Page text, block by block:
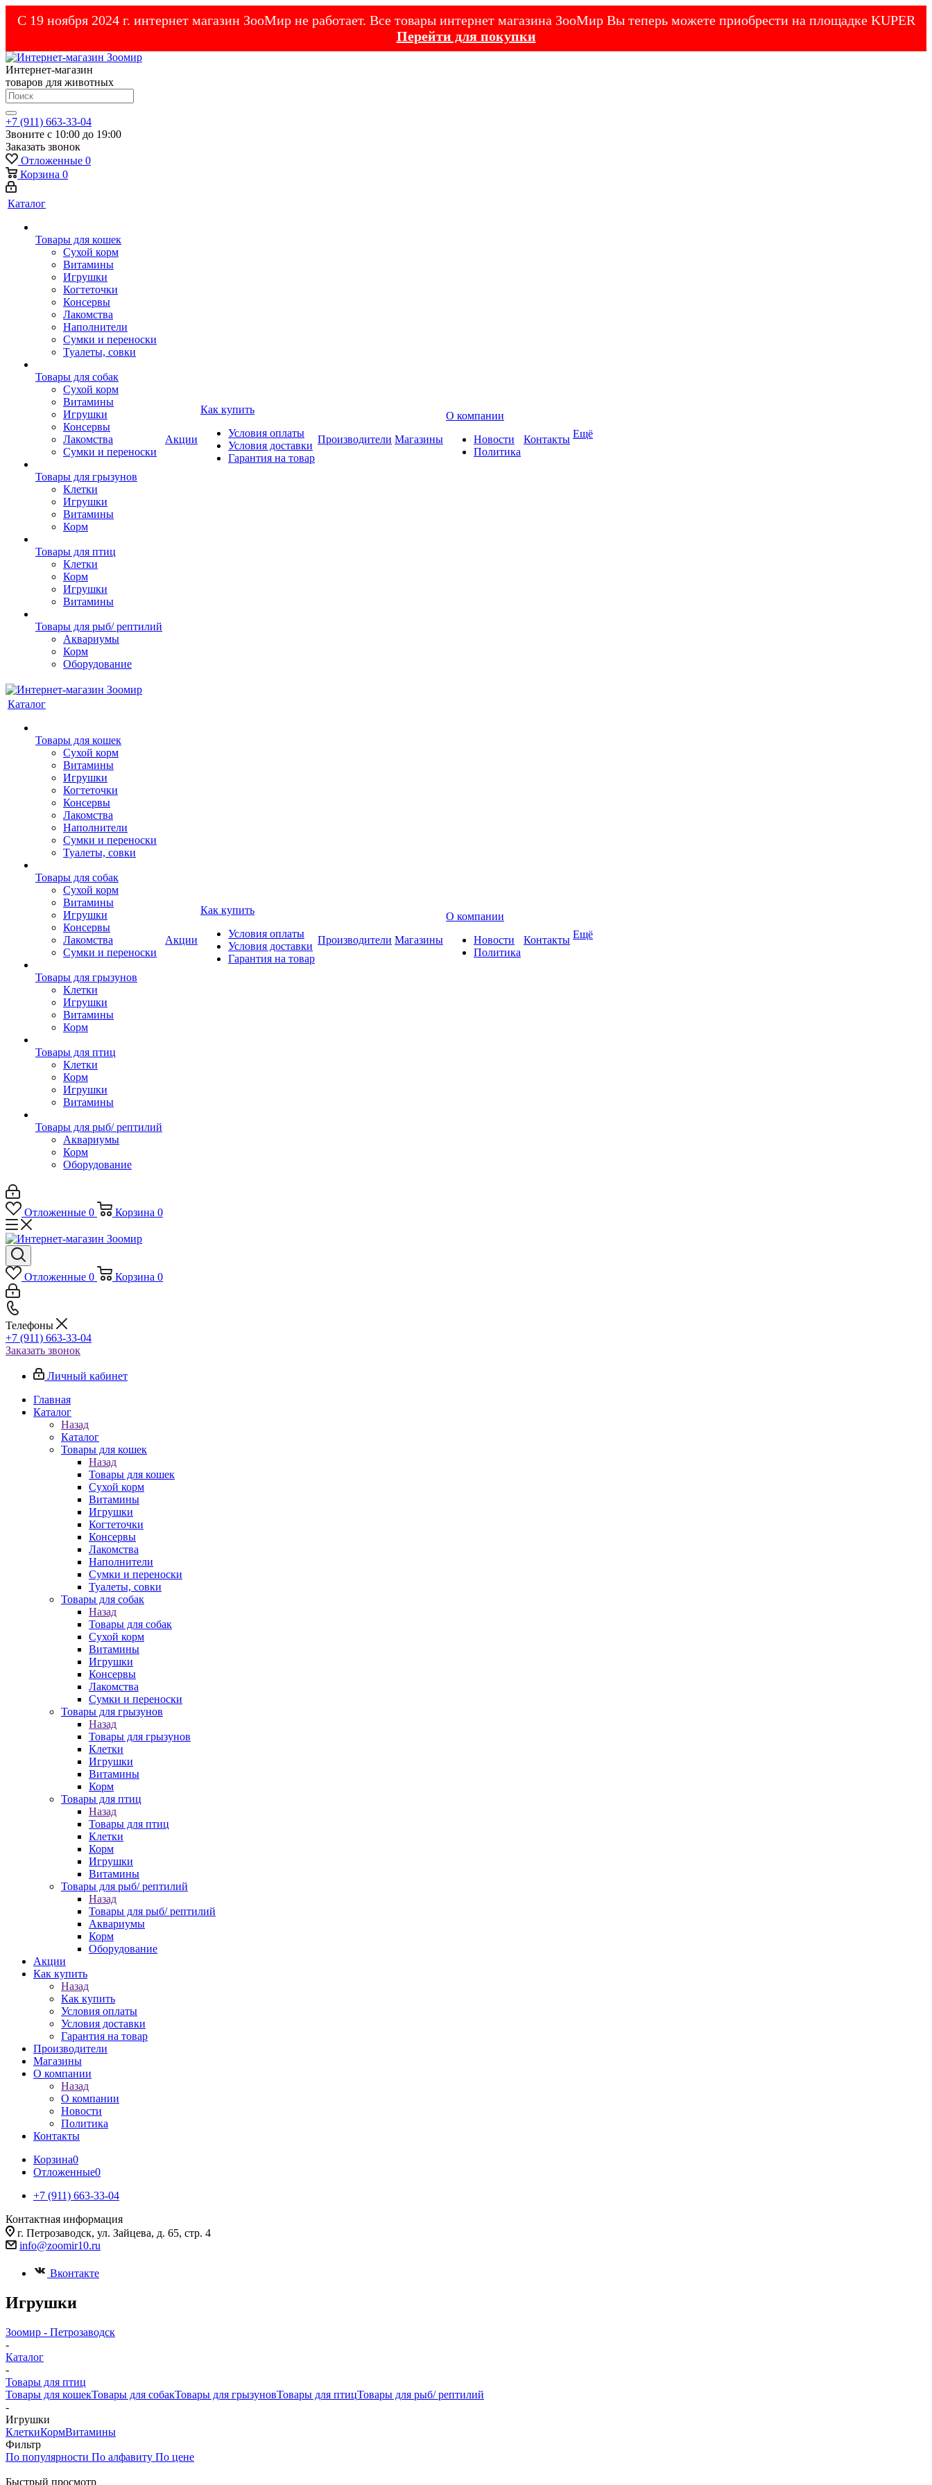
С 19 ноября 2024 г. интернет магазин ЗооМир не работает. Все товары интернет магазина ЗооМир Вы теперь можете приобрести на площадке KUPER
Перейти для покупки
Интернет-магазин
товаров для животных
+7 (911) 663-33-04
Звоните с 10:00 до 19:00
Заказать звонок
Отложенные 0
Корзина 0
Каталог
Товары для кошек
Cухой корм
Витамины
Игрушки
Когтеточки
Консервы
Лакомства
Наполнители
Сумки и переноски
Туалеты, совки
Товары для собак
Cухой корм
Витамины
Игрушки
Консервы
Лакомства
Сумки и переноски
Товары для грызунов
Клетки
Игрушки
Витамины
Корм
Товары для птиц
Клетки
Корм
Игрушки
Витамины
Товары для рыб/ рептилий
Аквариумы
Корм
Оборудование
Акции
Как купить
Условия оплаты
Условия доставки
Гарантия на товар
Производители Магазины
О компании
Новости
Политика
Контакты Ещё
Каталог
Товары для кошек
Cухой корм
Витамины
Игрушки
Когтеточки
Консервы
Лакомства
Наполнители
Сумки и переноски
Туалеты, совки
Товары для собак
Cухой корм
Витамины
Игрушки
Консервы
Лакомства
Сумки и переноски
Товары для грызунов
Клетки
Игрушки
Витамины
Корм
Товары для птиц
Клетки
Корм
Игрушки
Витамины
Товары для рыб/ рептилий
Аквариумы
Корм
Оборудование
Акции
Как купить
Условия оплаты
Условия доставки
Гарантия на товар
Производители Магазины
О компании
Новости
Политика
Контакты Ещё
Отложенные 0 Корзина 0
Отложенные 0 Корзина 0
Телефоны
+7 (911) 663-33-04
Заказать звонок
Личный кабинет
Главная
Каталог
Назад
Каталог
Товары для кошек
Назад
Товары для кошек
Cухой корм
Витамины
Игрушки
Когтеточки
Консервы
Лакомства
Наполнители
Сумки и переноски
Туалеты, совки
Товары для собак
Назад
Товары для собак
Cухой корм
Витамины
Игрушки
Консервы
Лакомства
Сумки и переноски
Товары для грызунов
Назад
Товары для грызунов
Клетки
Игрушки
Витамины
Корм
Товары для птиц
Назад
Товары для птиц
Клетки
Корм
Игрушки
Витамины
Товары для рыб/ рептилий
Назад
Товары для рыб/ рептилий
Аквариумы
Корм
Оборудование
Акции
Как купить
Назад
Как купить
Условия оплаты
Условия доставки
Гарантия на товар
Производители
Магазины
О компании
Назад
О компании
Новости
Политика
Контакты
Корзина0
Отложенные0
+7 (911) 663-33-04
Контактная информация
г. Петрозаводск, ул. Зайцева, д. 65, стр. 4
info@zoomir10.ru
Вконтакте
Игрушки
Зоомир - Петрозаводск
-
Каталог
-
Товары для птиц
Товары для кошекТовары для собакТовары для грызуновТовары для птицТовары для рыб/ рептилий
-
Игрушки
КлеткиКормВитамины
Фильтр
По популярности По алфавиту По цене
Быстрый просмотр